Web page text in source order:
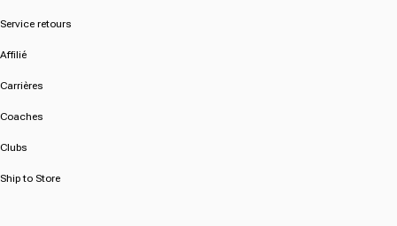
Service retours
Affilié
Carrières
Coaches
Clubs
Ship to Store